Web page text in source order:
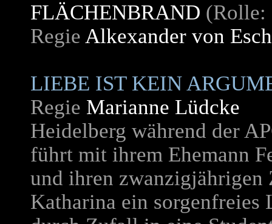
FLÄCHENBRAND (Rolle:
Regie Alkexander von
LIEBE IST KEIN
Regie Marianne Lüdcke
Heidelberg während der
führt mit ihrem Ehemann
und ihren
Katharina ein sorgenfreies